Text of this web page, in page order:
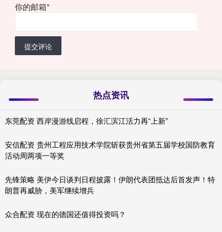
你的邮箱*
提交评论
热点资讯
东莞配资 西岸漫游线启程，徐汇滨江活力再“上新”
安信配资 贵州工程应用技术学院斩获贵州省第五届学校国防教育
活动周两项一等奖
先锋策略 美伊今日谈判日程披露！伊朗代表团抵达后首发声！特
朗普再威胁，美军继续增兵
众合配资 现在的德国还值得投资吗？